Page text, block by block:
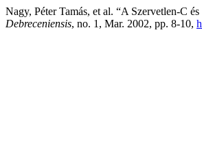
Nagy, Péter Tamás, et al. “A Szervetlen-C
Debreceniensis, no. 1, Mar. 2002, pp. 8-10,